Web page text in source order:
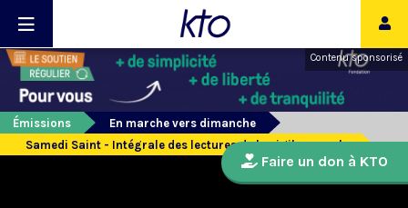
Contenu sponsorisé
Émissions
En marche vers dimanche
Samedi Saint - Intégrale des lectures de la vigile pascale
Faire un don à KTO